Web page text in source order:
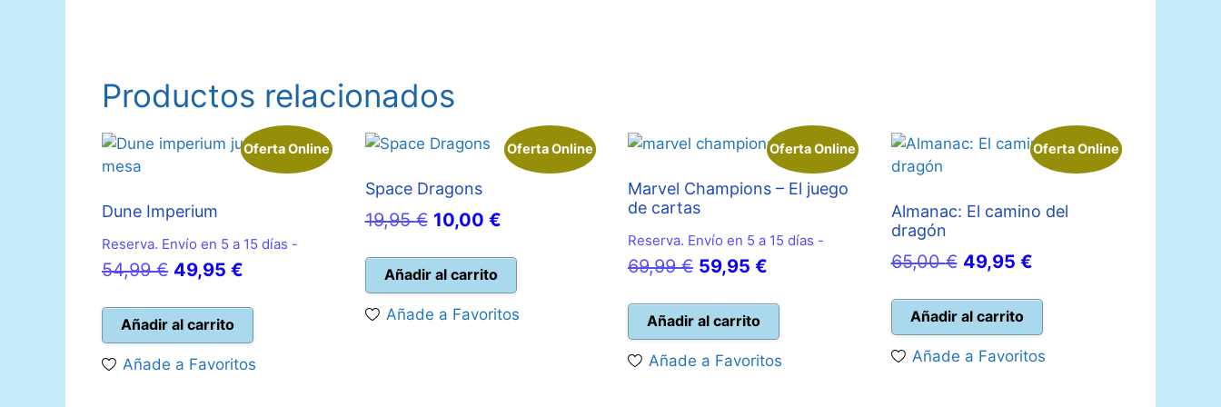
16,00 €.
14,50 €.
Productos relacionados
Oferta Online
Dune Imperium
Reserva. Envío en 5 a 15 días -
54,99€ El
original
era:
54,99 €.
49,95 €
es:
49,95 €.
Añadir al carrito
Añade a Favoritos
Oferta Online
Space Dragons
19,95€ El
original
era:
19,95 €.
10,00 €El
es:
10,00 €.
Añadir al carrito
Añade a Favoritos
Oferta Online
Marvel Champions – El juego
de cartas
Reserva. Envío en 5 a 15 días -
69,99€ El
original
era:
69,99 €.
59,95 €
es:
59,95 €.
Añadir al carrito
Añade a Favoritos
Oferta Online
Almanac: El camino del
dragón
65,00€ El
original
era:
65,00 €.
49,95 €El
es:
49,95 €.
Añadir al carrito
Añade a Favoritos